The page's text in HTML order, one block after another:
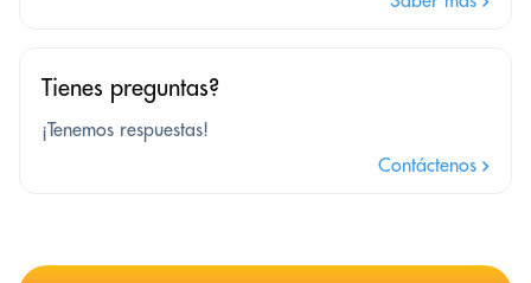
Tienes preguntas?
¡Tenemos respuestas!
Contáctenos